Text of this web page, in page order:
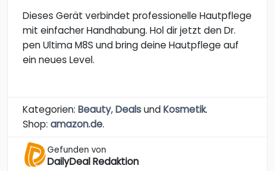
Dieses Gerät verbindet professionelle Hautpflege
mit einfacher Handhabung. Hol dir jetzt den Dr.
pen Ultima M8S und bring deine Hautpflege auf
ein neues Level.
Kategorien: Beauty,DealsundKosmetik.
Shop: amazon.de.
Gefunden von
DailyDeal Redaktion